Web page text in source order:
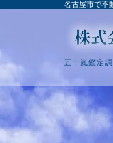
名古屋市で不
五十嵐鑑定